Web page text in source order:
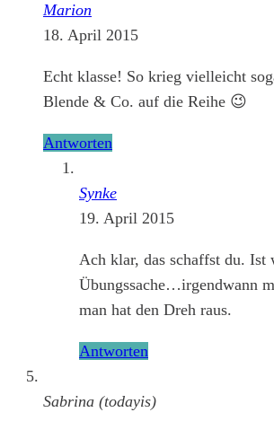
Marion
18. April 2015
Echt klasse! So krieg vielleicht
Blende & Co. auf die Reihe 😉
Antworten
Synke
19. April 2015
Ach klar, das schaffst du.
Übungssache…irgendwann
man hat den Dreh raus.
Antworten
Sabrina (todayis)